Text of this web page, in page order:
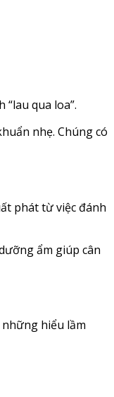
qua loa”.
nhẹ. Chúng có
phát từ việc đánh
ẩm giúp cân
hiểu lầm